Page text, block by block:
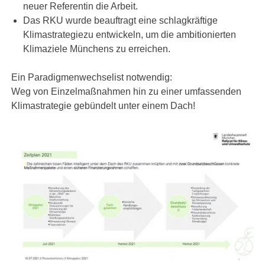
neuer Referentin die Arbeit.
Das RKU wurde beauftragt eine schlagkräftige
Klimastrategiezu entwickeln, um die ambitionierten
Klimaziele Münchens zu erreichen.
Ein Paradigmenwechselist notwendig:
Weg von Einzelmaßnahmen hin zu einer umfassenden
Klimastrategie gebündelt unter einem Dach!